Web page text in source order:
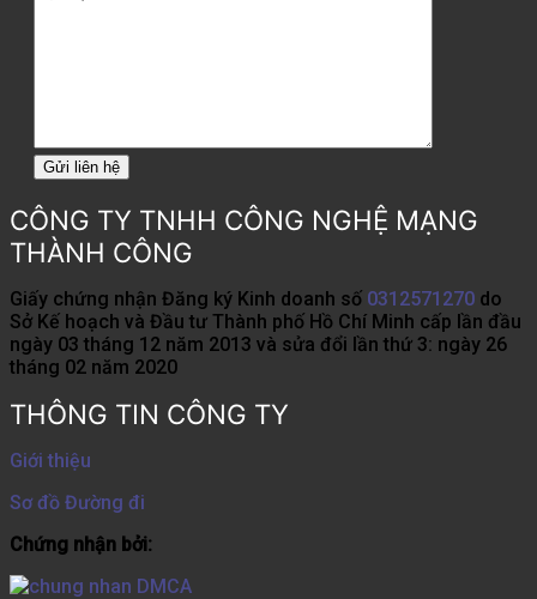
CÔNG TY TNHH CÔNG NGHỆ MẠNG
THÀNH CÔNG
Giấy chứng nhận Đăng ký Kinh doanh số 0312571270 do
Sở Kế hoạch và Đầu tư Thành phố Hồ Chí Minh cấp lần đầu
ngày 03 tháng 12 năm 2013 và sửa đổi lần thứ 3: ngày 26
tháng 02 năm 2020
THÔNG TIN CÔNG TY
Giới thiệu
Sơ đồ Đường đi
Chứng nhận bởi: